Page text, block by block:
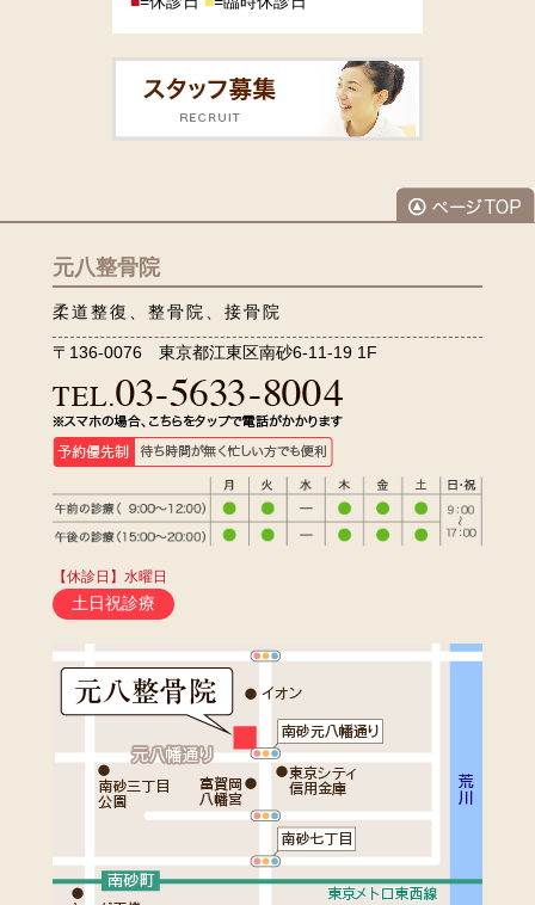
元八整骨院
柔道整復、整骨院、接骨院
〒136-0076 東京都江東区南砂6-11-19 1F
【休診日】水曜日
土日祝診療